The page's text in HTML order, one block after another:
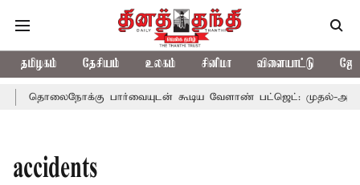
தமிழகம் தேசியம் உலகம் சினிமா விளையாட்டு
தொலைநோக்கு பார்வையுடன் கூடிய வேளாண் பட்ஜெட்: முதல்-
accidents